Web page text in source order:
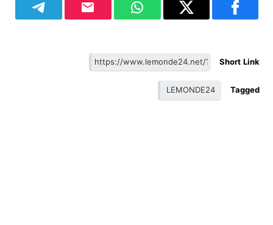
Short Link
Tagged
LEMONDE24